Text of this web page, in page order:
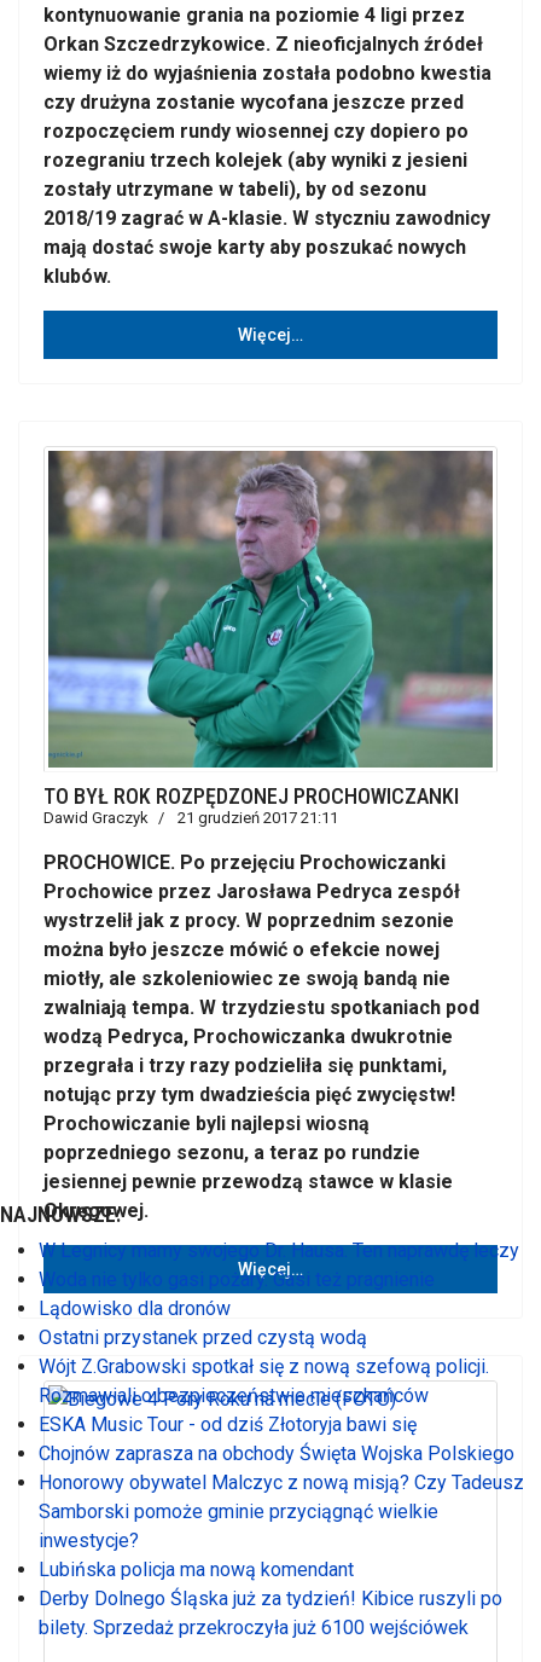
kontynuowanie grania na poziomie 4 ligi przez
Orkan Szczedrzykowice. Z nieoficjalnych źródeł
wiemy iż do wyjaśnienia została podobno kwestia
czy drużyna zostanie wycofana jeszcze przed
rozpoczęciem rundy wiosennej czy dopiero po
rozegraniu trzech kolejek (aby wyniki z jesieni
zostały utrzymane w tabeli), by od sezonu
2018/19 zagrać w A-klasie. W styczniu zawodnicy
mają dostać swoje karty aby poszukać nowych
klubów.
Więcej…
TO BYŁ ROK ROZPĘDZONEJ PROCHOWICZANKI
Dawid Graczyk 21 grudzień 2017 21:11
PROCHOWICE. Po przejęciu Prochowiczanki
Prochowice przez Jarosława Pedryca zespół
wystrzelił jak z procy. W poprzednim sezonie
można było jeszcze mówić o efekcie nowej
miotły, ale szkoleniowiec ze swoją bandą nie
zwalniają tempa. W trzydziestu spotkaniach pod
wodzą Pedryca, Prochowiczanka dwukrotnie
przegrała i trzy razy podzieliła się punktami,
notując przy tym dwadzieścia pięć zwycięstw!
Prochowiczanie byli najlepsi wiosną
poprzedniego sezonu, a teraz po rundzie
jesiennej pewnie przewodzą stawce w klasie
Okręgowej.
Więcej…
NAJNOWSZE:
W Legnicy mamy swojego Dr. Hausa. Ten naprawdę leczy
Woda nie tylko gasi pożary. Gasi też pragnienie
Lądowisko dla dronów
Ostatni przystanek przed czystą wodą
Wójt Z.Grabowski spotkał się z nową szefową policji.
Rozmawiali o bezpieczeństwie mieszkańców
ESKA Music Tour - od dziś Złotoryja bawi się
Chojnów zaprasza na obchody Święta Wojska Polskiego
Honorowy obywatel Malczyc z nową misją? Czy Tadeusz
Samborski pomoże gminie przyciągnąć wielkie
inwestycje?
Lubińska policja ma nową komendant
Derby Dolnego Śląska już za tydzień! Kibice ruszyli po
bilety. Sprzedaż przekroczyła już 6100 wejściówek